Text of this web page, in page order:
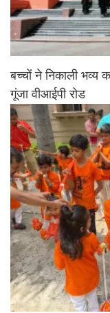
बच्चों ने निकाली भव्य
गूंजा वीआईपी रोड